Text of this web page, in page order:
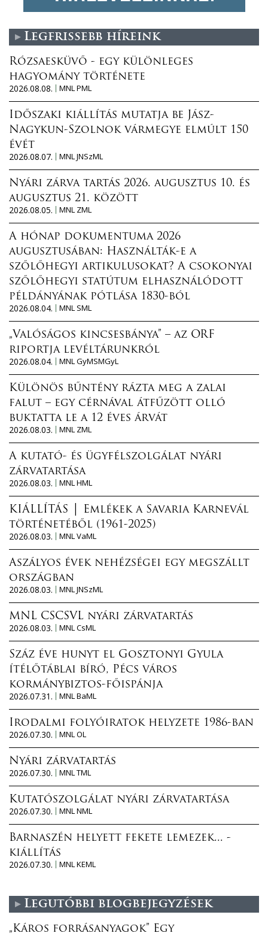
G
ő
ő
K
n
y
t
á
r
a
n
t
a
r
t
a
l
m
m
l
k
a
p
c
s
o
l
a
t
o
s
a
s
k
i
á
l
í
t
)
t
a
r
t
a
l
o
m
m
a
l
k
a
c
s
o
a
o
s
a
n
Legfrissebb híreink
Rózsaesküvő - egy különleges
hagyomány története
2026.08.08.
MNL PML
Időszaki kiállítás mutatja be Jász-
Nagykun-Szolnok vármegye elmúlt 150
évét
2026.08.07.
MNL JNSzML
Nyári zárva tartás 2026. augusztus 10. és
augusztus 21. között
2026.08.05.
MNL ZML
A hónap dokumentuma 2026
augusztusában: Használták-e a
szőlőhegyi artikulusokat? A csokonyai
szőlőhegyi statútum elhasználódott
példányának pótlása 1830-ból
2026.08.04.
MNL SML
„Valóságos kincsesbánya” – az ORF
riportja levéltárunkról
2026.08.04.
MNL GyMSMGyL
Különös bűntény rázta meg a zalai
falut – egy cérnával átfűzött olló
buktatta le a 12 éves árvát
2026.08.03.
MNL ZML
A kutató- és ügyfélszolgálat nyári
zárvatartása
2026.08.03.
MNL HML
KIÁLLÍTÁS │ Emlékek a Savaria Karnevál
történetéből (1961-2025)
2026.08.03.
MNL VaML
Aszályos évek nehézségei egy megszállt
országban
2026.08.03.
MNL JNSzML
MNL CSCSVL nyári zárvatartás
2026.08.03.
MNL CsML
Száz éve hunyt el Gosztonyi Gyula
ítélőtáblai bíró, Pécs város
kormánybiztos-főispánja
2026.07.31.
MNL BaML
Irodalmi folyóiratok helyzete 1986-ban
2026.07.30.
MNL OL
Nyári zárvatartás
2026.07.30.
MNL TML
Kutatószolgálat nyári zárvatartása
2026.07.30.
MNL NML
Barnaszén helyett fekete lemezek... -
kiállítás
2026.07.30.
MNL KEML
Legutóbbi blogbejegyzések
„Káros forrásanyagok” Egy